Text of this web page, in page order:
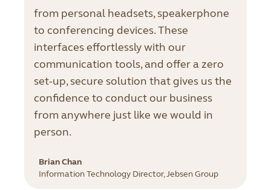
from personal headsets, speakerphone
to conferencing devices. These
interfaces effortlessly with our
communication tools, and offer a zero
set-up, secure solution that gives us the
confidence to conduct our business
from anywhere just like we would in
person.
Brian Chan
Information Technology Director, Jebsen Group